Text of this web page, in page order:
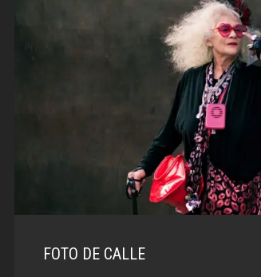
FOTO DE CALLE